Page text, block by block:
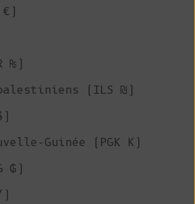
₨)
(ILS ₪)
Guinée (PGK K)
₲)
)